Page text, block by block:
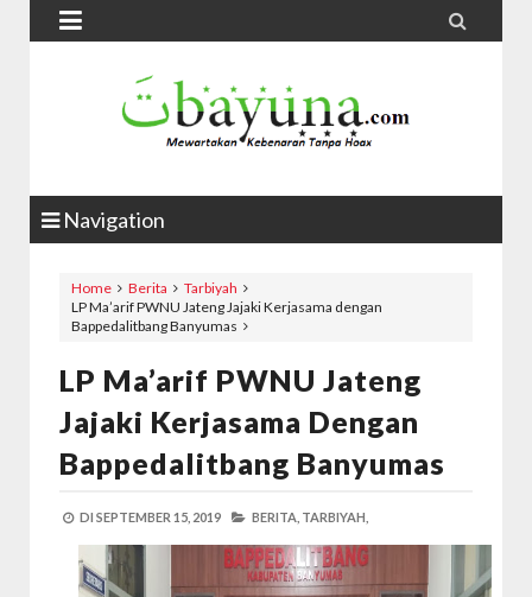
 
Navigation
Home Berita
Tarbiyah
LP Ma’arif PWNU Jateng Jajaki Kerjasama dengan
Bappedalitbang Banyumas
LP Ma’arif PWNU Jateng
Jajaki Kerjasama Dengan
Bappedalitbang Banyumas
DI SEPTEMBER 15, 2019 BERITA, TARBIYAH,